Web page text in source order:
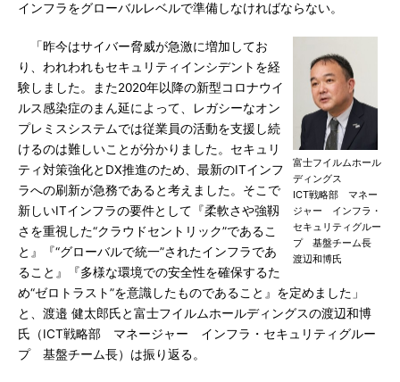
インフラをグローバルレベルで準備しなければならない。
富士フイルムホール
ディングス
ICT戦略部 マネー
ジャー インフラ・
セキュリティグルー
プ 基盤チーム長
渡辺和博氏
「昨今はサイバー脅威が急激に増加してお
り、われわれもセキュリティインシデントを経
験しました。また2020年以降の新型コロナウイ
ルス感染症のまん延によって、レガシーなオン
プレミスシステムでは従業員の活動を支援し続
けるのは難しいことが分かりました。セキュリ
ティ対策強化とDX推進のため、最新のITインフ
ラへの刷新が急務であると考えました。そこで
新しいITインフラの要件として『柔軟さや強靱
さを重視した“クラウドセントリック”であるこ
と』『“グローバルで統一”されたインフラであ
ること』『多様な環境での安全性を確保するた
め“ゼロトラスト”を意識したものであること』を定めました」
と、渡邉 健太郎氏と富士フイルムホールディングスの渡辺和博
氏（ICT戦略部 マネージャー インフラ・セキュリティグルー
プ 基盤チーム長）は振り返る。